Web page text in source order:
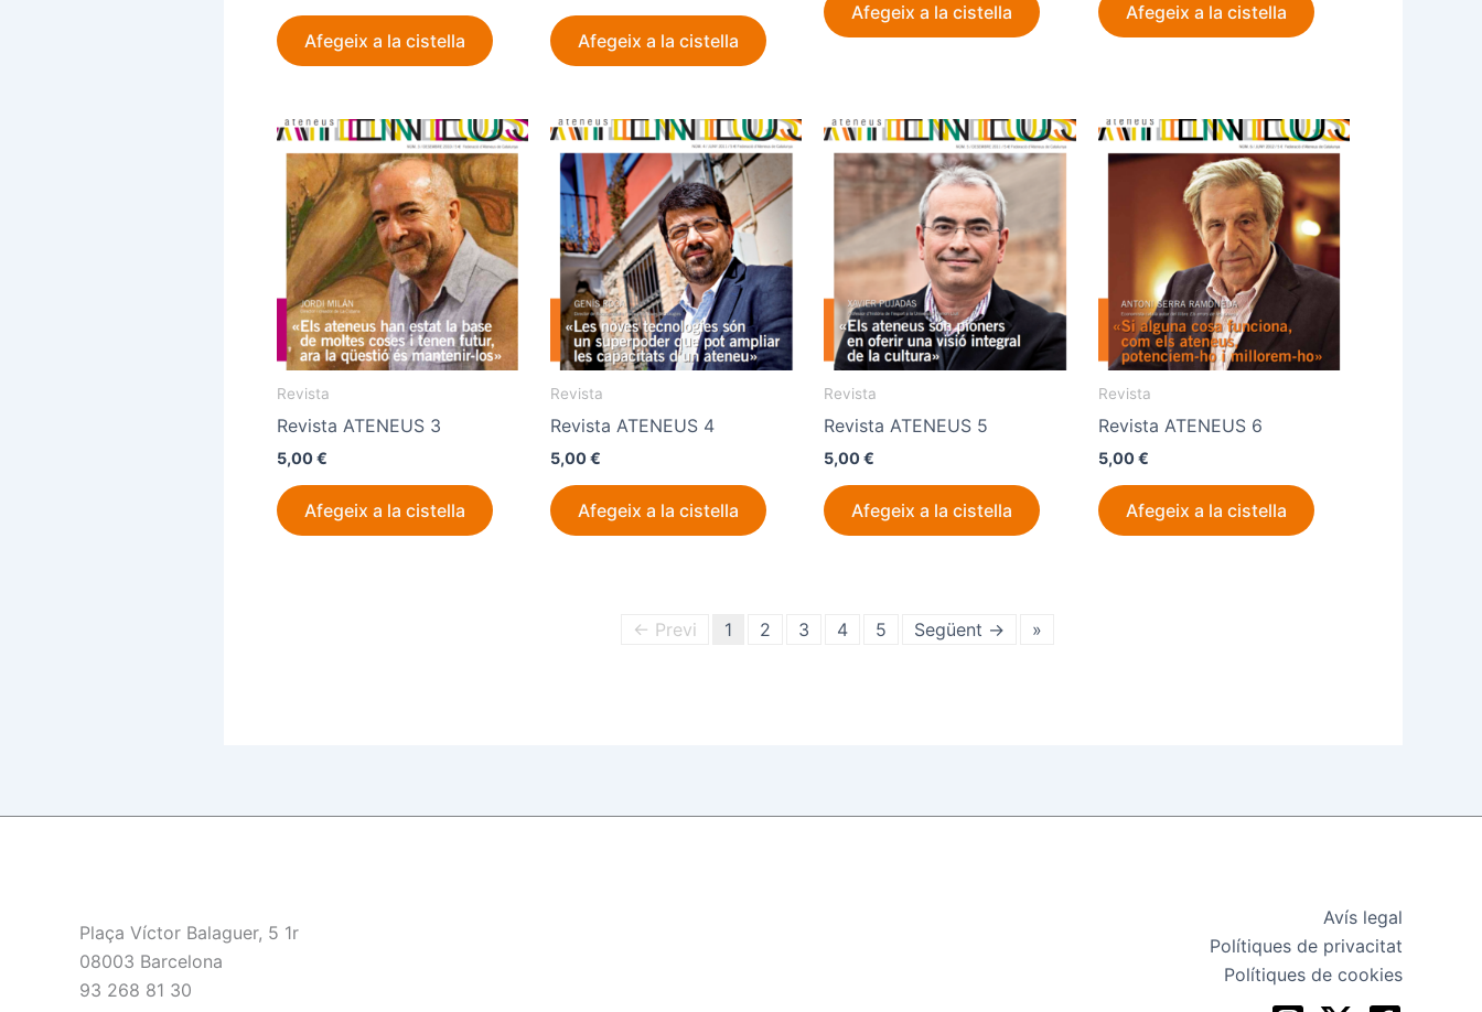
Afegeix a la cistella Afegeix a la cistella
Afegeix a la cistella Afegeix a la cistella
Revista
Revista ATENEUS 3
5,00€
Afegeix a la cistella
Revista
Revista ATENEUS 4
5,00€
Afegeix a la cistella
Revista
Revista ATENEUS 5
5,00€
Afegeix a la cistella
Revista
Revista ATENEUS 6
5,00€
Afegeix a la cistella
← Previ 1 2 3 4 5 Següent → »
Plaça Víctor Balaguer, 5 1r
08003 Barcelona
93 268 81 30
Avís legal
Polítiques de privacitat
Polítiques de cookies